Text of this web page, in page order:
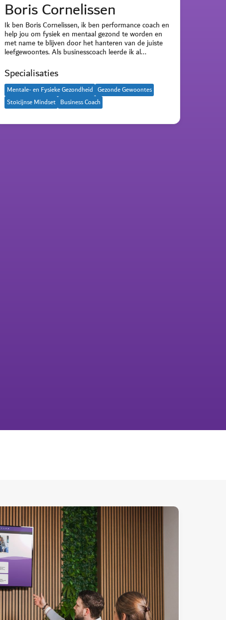
Boris Cornelissen
Ik ben Boris Cornelissen, ik ben performance coach en
help jou om fysiek en mentaal gezond te worden en
met name te blijven door het hanteren van de juiste
leefgewoontes. Als businesscoach leerde ik al...
Specialisaties
Mentale- en Fysieke Gezondheid Gezonde Gewoontes
Stoïcijnse Mindset Business Coach